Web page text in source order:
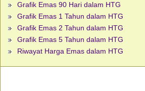
Grafik Emas 90 Hari dalam HTG
Grafik Emas 1 Tahun dalam HTG
Grafik Emas 2 Tahun dalam HTG
Grafik Emas 5 Tahun dalam HTG
Riwayat Harga Emas dalam HTG